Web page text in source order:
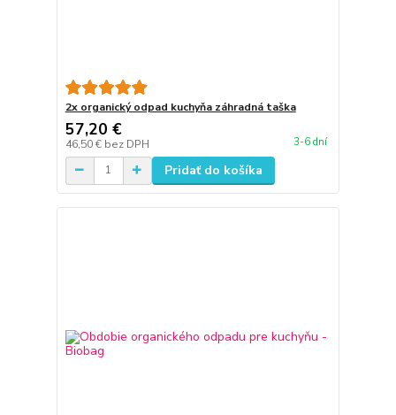
2x organický odpad kuchyňa záhradná taška
57,20 €
46,50 € bez DPH 3-6 dní
Pridať do košíka